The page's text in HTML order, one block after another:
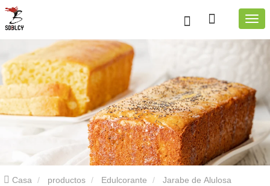
Casa productos Edulcorante